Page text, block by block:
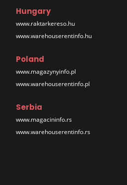
Hungary
www.raktarkereso.hu
www.warehouserentinfo.hu
Poland
www.magazynyinfo.pl
www.warehouserentinfo.pl
Serbia
www.magacininfo.rs
www.warehouserentinfo.rs